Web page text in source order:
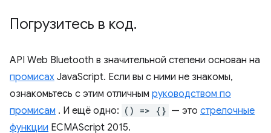
Погрузитесь в код.
API Web Bluetooth в значительной степени основан на
промисах JavaScript. Если вы с ними не знакомы,
ознакомьтесь с этим отличным руководством по
промисам . И ещё одно: () => {} — это стрелочные
функции ECMAScript 2015.